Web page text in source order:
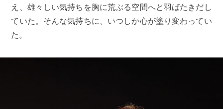
え、雄々しい気持ちを胸に荒ぶる空間へと羽ばたきだし
ていた。そんな気持ちに、いつしか心が塗り変わってい
た。